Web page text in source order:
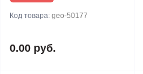
Код товара: geo-50177
0.00 руб.